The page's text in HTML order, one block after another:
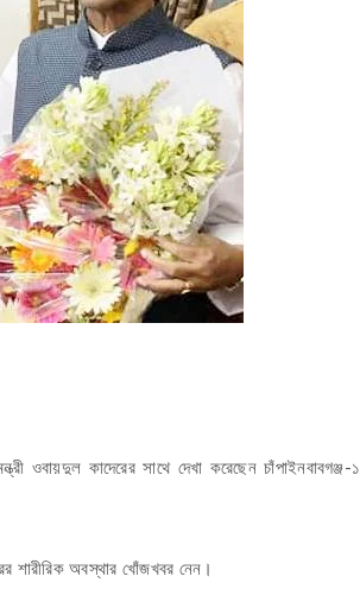
ওবায়দুল কাদেরের সাথে দেখা করেছেন চাঁপাইনবাবগঞ্জ-১
শারীরিক অবস্থার খোঁজখবর নেন।